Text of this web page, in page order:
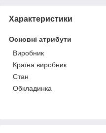
Характеристики
Основні атрибути
Виробник
Країна виробник
Стан
Обкладинка